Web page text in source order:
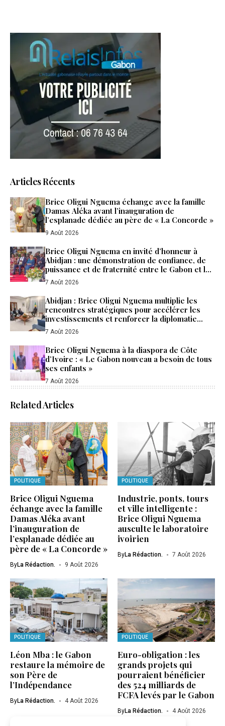
Articles Récents
Brice Oligui Nguema échange avec la famille
Damas Aléka avant l’inauguration de
l’esplanade dédiée au père de « La Concorde »
9 Août 2026
Brice Oligui Nguema en invité d’honneur à
Abidjan : une démonstration de confiance, de
puissance et de fraternité entre le Gabon et la
Côte d’Ivoire
7 Août 2026
Abidjan : Brice Oligui Nguema multiplie les
rencontres stratégiques pour accélérer les
investissements et renforcer la diplomatie
économique du Gabon
7 Août 2026
Brice Oligui Nguema à la diaspora de Côte
d’Ivoire : « Le Gabon nouveau a besoin de tous
ses enfants »
7 Août 2026
Related Articles
POLITIQUE
Brice Oligui Nguema
échange avec la famille
Damas Aléka avant
l’inauguration de
l’esplanade dédiée au
père de « La Concorde »
ByLa Rédaction. 9 Août 2026
POLITIQUE
Industrie, ponts, tours
et ville intelligente :
Brice Oligui Nguema
ausculte le laboratoire
ivoirien
ByLa Rédaction. 7 Août 2026
POLITIQUE
Léon Mba : le Gabon
restaure la mémoire de
son Père de
l’Indépendance
ByLa Rédaction. 4 Août 2026
POLITIQUE
Euro-obligation : les
grands projets qui
pourraient bénéficier
des 524 milliards de
FCFA levés par le Gabon
ByLa Rédaction. 4 Août 2026